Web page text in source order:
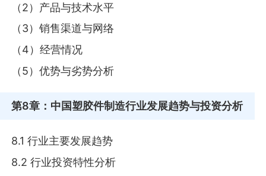
（2）产品与技术水平
（3）销售渠道与网络
（4）经营情况
（5）优势与劣势分析
第8章 ：中国塑胶件制造行业发展趋势与投资分析
8.1 行业主要发展趋势
8.2 行业投资特性分析